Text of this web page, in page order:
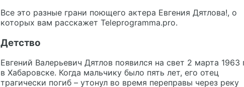
Все это разные грани поющего актера Евгения Дятлова!, о
которых вам расскажет Teleprogramma.pro.
Детство
Евгений Валерьевич Дятлов появился на свет 2 марта 1963
в Хабаровске. Когда мальчику было пять лет, его отец
трагически погиб – утонул во время переправы через реку